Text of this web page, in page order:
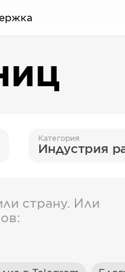
Категория
Индустрия
страну. Или